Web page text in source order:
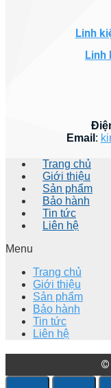
Linh
Linh
Email :
Trang chủ
Giới thiệu
Sản phẩm
Bảo hành
Tin tức
Liên hệ
Menu
Trang chủ
Giới thiệu
Sản phẩm
Bảo hành
Tin tức
Liên hệ
©